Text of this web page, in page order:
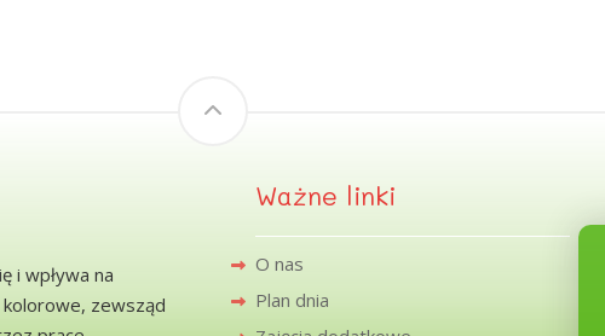
i wpływa na
zewsząd
Ważne linki
O nas
Plan dnia